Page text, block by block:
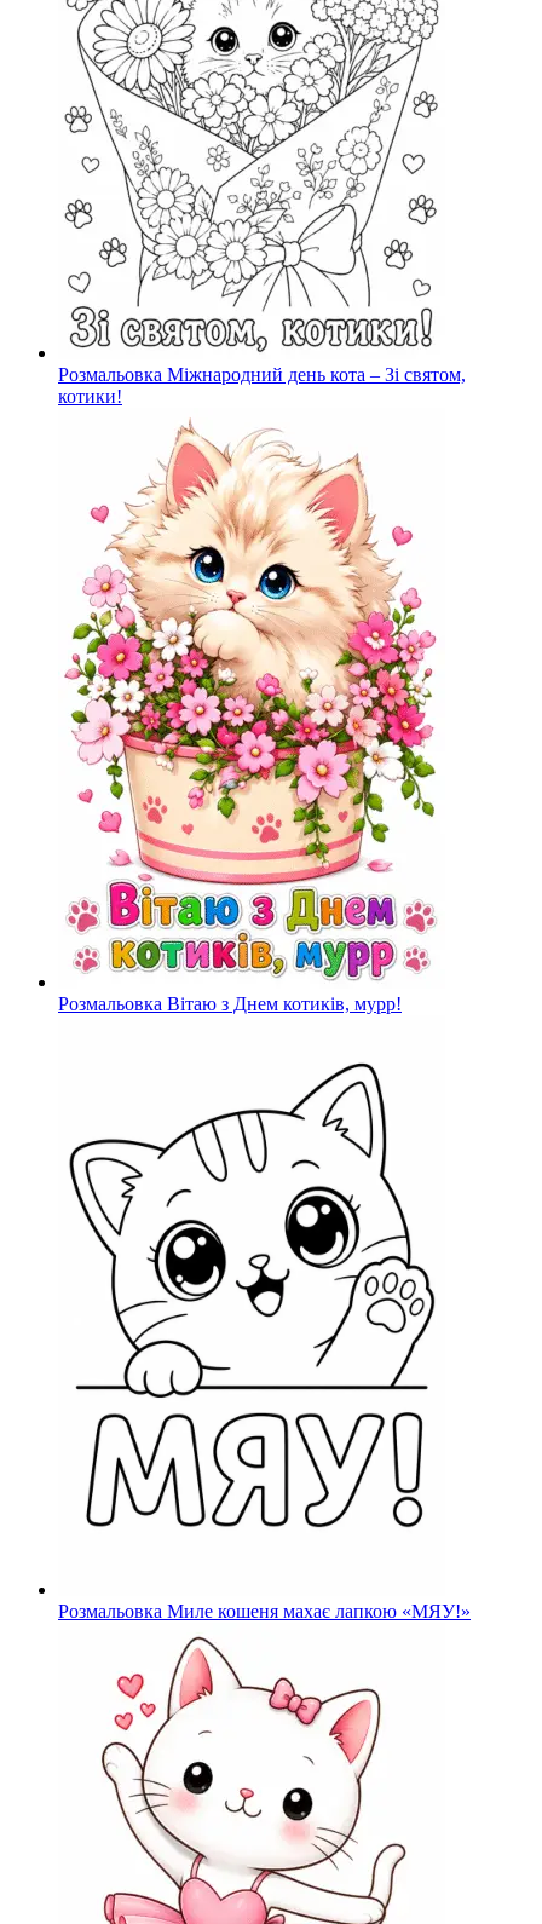
Розмальовка Міжнародний день кота – Зі святом,
котики!
Розмальовка Вітаю з Днем котиків, мурр!
Розмальовка Миле кошеня махає лапкою «МЯУ!»